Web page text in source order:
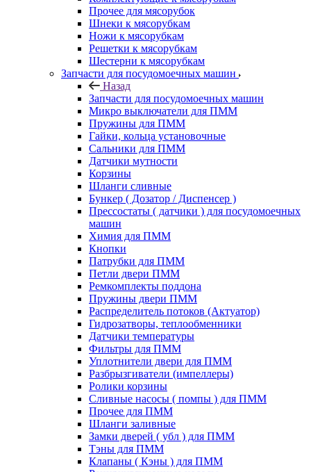
Прочее для мясорубок
Шнеки к мясорубкам
Ножи к мясорубкам
Решетки к мясорубкам
Шестерни к мясорубкам
Запчасти для посудомоечных машин
Назад
Запчасти для посудомоечных машин
Микро выключатели для ПММ
Пружины для ПММ
Гайки, кольца установочные
Сальники для ПММ
Датчики мутности
Корзины
Шланги сливные
Бункер ( Дозатор / Диспенсер )
Прессостаты ( датчики ) для посудомоечных
машин
Химия для ПММ
Кнопки
Патрубки для ПММ
Петли двери ПММ
Ремкомплекты поддона
Пружины двери ПММ
Распределитель потоков (Актуатор)
Гидрозатворы, теплообменники
Датчики температуры
Фильтры для ПММ
Уплотнители двери для ПММ
Разбрызгиватели (импеллеры)
Ролики корзины
Сливные насосы ( помпы ) для ПММ
Прочее для ПММ
Шланги заливные
Замки дверей ( убл ) для ПММ
Тэны для ПММ
Клапаны ( Кэны ) для ПММ